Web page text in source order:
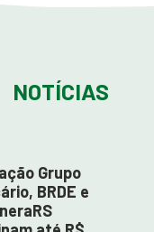
NOTÍCIAS
Grupo
BRDE e